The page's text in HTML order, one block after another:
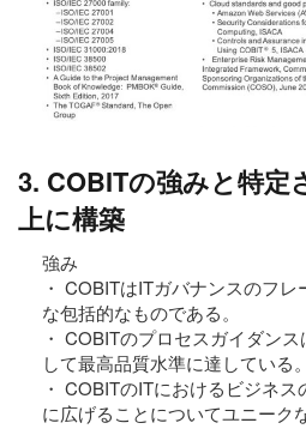
3. COBITの強みと特定
上に構築
強み
・ COBITはITガバナンスのフ
な包括的なものである。
・ COBITのプロセスガイダン
して最高品質水準に達している。
・ COBITのITにおけるビジネ
に広げることについてユニーク